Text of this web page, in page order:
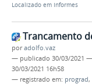
Localizado em Informes
Trancamento
poradolfo.vaz
— publicado 30/03/2021 —
30/03/2021 16h58
— registrado em: prograd,